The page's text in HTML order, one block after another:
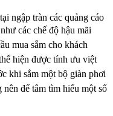
ngập tràn các quảng cáo
các chế độ hậu mãi
mua sắm cho khách
hiện được tính ưu việt
khi sắm một bộ giàn phơi
để tâm tìm hiểu một số